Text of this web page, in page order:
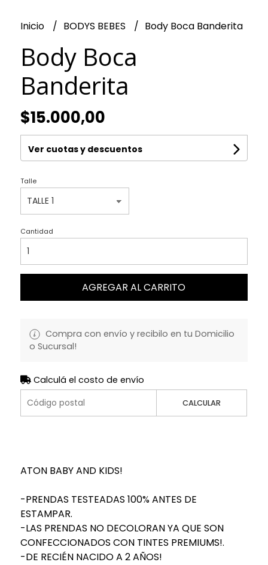
Inicio BODYS BEBES Body Boca Banderita
Body Boca
Banderita
$15.000,00
Ver cuotas y descuentos
Talle
Cantidad
AGREGAR AL CARRITO
Compra con envío y recibilo en tu Domicilio
o Sucursal!
Calculá el costo de envío
CALCULAR
ATON BABY AND KIDS!
-PRENDAS TESTEADAS 100% ANTES DE
ESTAMPAR.
-LAS PRENDAS NO DECOLORAN YA QUE SON
CONFECCIONADOS CON TINTES PREMIUMS!.
-DE RECIÉN NACIDO A 2 AÑOS!